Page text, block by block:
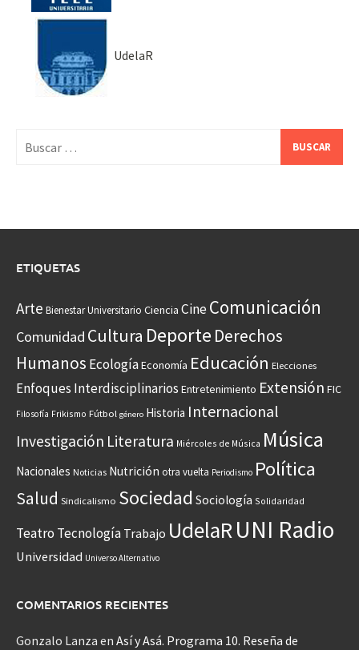
UdelaR
ETIQUETAS
Arte Bienestar Universitario Ciencia CineComunicación
Comunidad Cultura Deporte Derechos
Humanos EcologíaEconomía Educación Elecciones
Enfoques Interdisciplinarios Entretenimiento Extensión FIC
Filosofía Frikismo Fútbol género Historia Internacional
Investigación Literatura Miércoles de Música Música
Nacionales Noticias Nutrición otra vuelta Periodismo Política
Salud Sindicalismo Sociedad Sociología Solidaridad
Teatro Tecnología Trabajo UdelaRUNI Radio
Universidad Universo Alternativo
COMENTARIOS RECIENTES
Gonzalo Lanza en Así y Asá. Programa 10. Reseña de